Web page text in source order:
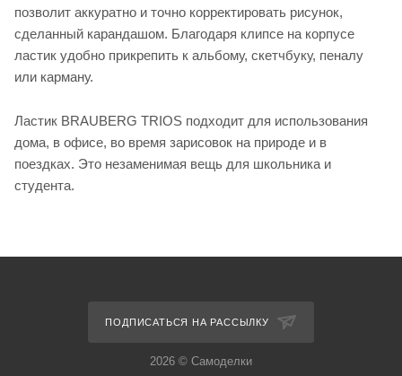
позволит аккуратно и точно корректировать рисунок,
сделанный карандашом. Благодаря клипсе на корпусе
ластик удобно прикрепить к альбому, скетчбуку, пеналу
или карману.
Ластик BRAUBERG TRIOS подходит для использования
дома, в офисе, во время зарисовок на природе и в
поездках. Это незаменимая вещь для школьника и
студента.
ПОДПИСАТЬСЯ НА РАССЫЛКУ
2026 © Самоделки